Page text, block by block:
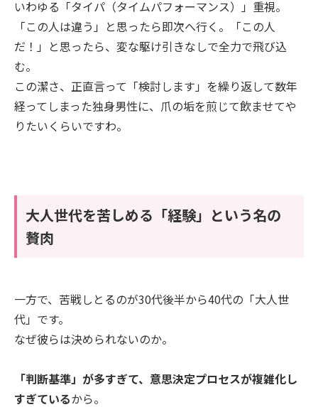
いわゆる「タイパ（タイムパフォーマンス）」重視。
「この人は違う」と思ったら即次へ行く。「この人
だ！」と思ったら、変な駆け引きなしで全力で飛び込
む。
この潔さ、正直言って「検討します」を繰り返して数年
経ってしまった独身男性に、爪の垢を煎じて飲ませてや
りたいくらいですわ。
大人世代を苦しめる「経験」という名の
贅肉
一方で、苦戦しとるのが30代後半から40代の「大人世
代」です。
なぜ彼らは決められないのか。
「判断基準」が多すぎて、意思決定プロセスが複雑化し
すぎているから。